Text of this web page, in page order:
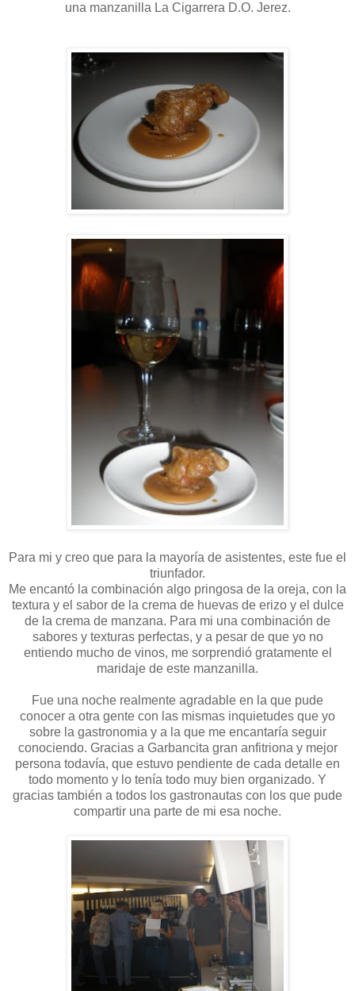
una manzanilla La Cigarrera D.O. Jerez.
Para mi y creo que para la mayoría de asistentes, este fue el
triunfador.
Me encantó la combinación algo pringosa de la oreja, con la
textura y el sabor de la crema de huevas de erizo y el dulce
de la crema de manzana. Para mi una combinación de
sabores y texturas perfectas, y a pesar de que yo no
entiendo mucho de vinos, me sorprendió gratamente el
maridaje de este manzanilla.
Fue una noche realmente agradable en la que pude
conocer a otra gente con las mismas inquietudes que yo
sobre la gastronomia y a la que me encantaría seguir
conociendo. Gracias a Garbancita gran anfitriona y mejor
persona todavía, que estuvo pendiente de cada detalle en
todo momento y lo tenía todo muy bien organizado. Y
gracias también a todos los gastronautas con los que pude
compartir una parte de mi esa noche.